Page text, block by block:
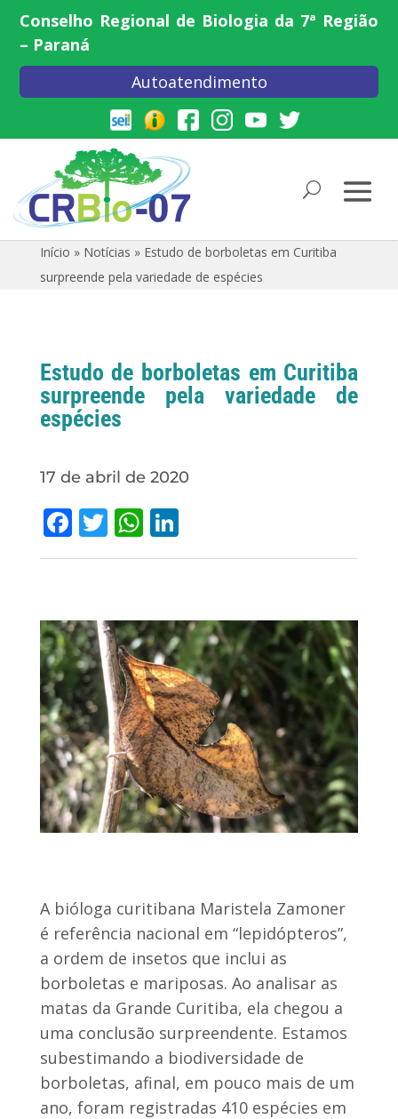
Conselho Regional de Biologia da 7ª Região
– Paraná
Autoatendimento
Início » Notícias » Estudo de borboletas em Curitiba
surpreende pela variedade de espécies
Estudo de borboletas em Curitiba
surpreende pela variedade de
espécies
17 de abril de 2020
Facebook
Twitter
WhatsApp
LinkedIn
A bióloga curitibana Maristela Zamoner
é referência nacional em “lepidópteros”,
a ordem de insetos que inclui as
borboletas e mariposas. Ao analisar as
matas da Grande Curitiba, ela chegou a
uma conclusão surpreendente. Estamos
subestimando a biodiversidade de
borboletas, afinal, em pouco mais de um
ano, foram registradas 410 espécies em